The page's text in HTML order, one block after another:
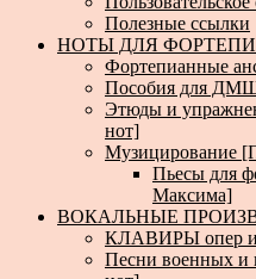
Полезные ссылки
НОТЫ ДЛЯ
Фортепианные
Пособия для
Этюды и
нот]
Музицирование
Пьесы для
Максима]
ВОКАЛЬНЫЕ
КЛАВИРЫ опер и
Песни военных и